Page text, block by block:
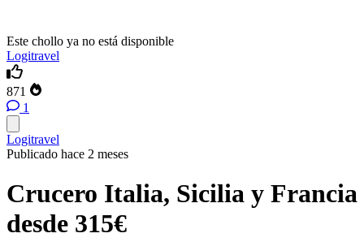
Este chollo ya no está disponible
Logitravel
871
1
Logitravel
Publicado hace 2 meses
Crucero Italia, Sicilia y Francia
desde 315€